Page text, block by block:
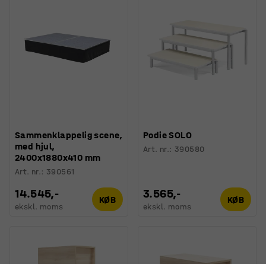
Sammenklappelig scene,
med hjul,
2400x1880x410 mm
Art. nr.: 390561
14.545,-
ekskl. moms
KØB
Podie SOLO
Art. nr.: 390580
3.565,-
ekskl. moms
KØB